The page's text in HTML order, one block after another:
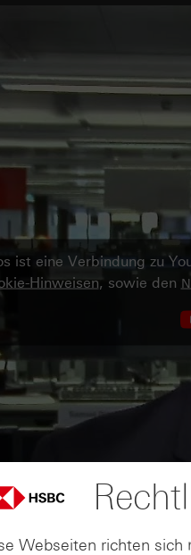
ist eine Verbindung zu
Hinweisen, sowie den
Webseiten richten